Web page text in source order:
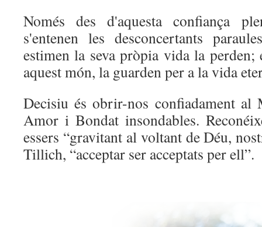
Només des d'aquesta confiança
s'entenen les desconcertants
estimen la seva pròpia vida la
aquest món, la guarden per a la vida
Decisiu és obrir-nos confiadament al
Amor i Bondat insondables.
essers “gravitant al voltant de Déu,
Tillich, “acceptar ser acceptats per ell”.